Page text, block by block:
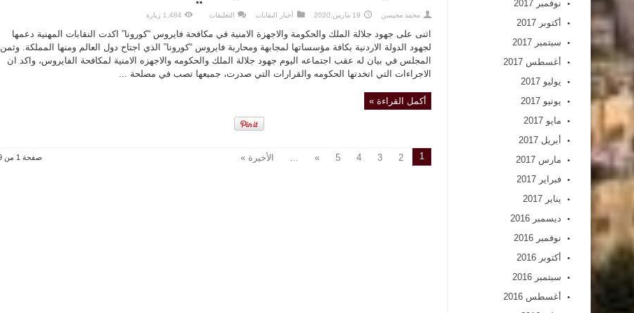
محمد محيسن 19 مارس,2020 أخبار النقابات التعليقات
النقباء يقرر
انشاء
صندوق
طوارئ
وتأسيس
مستشفى
ميداني
1,484 زيارة
اثنى على جهود جلالة الملك والحكومة والاجهزة الامنية في مكافحة فايروس “كورونا” اكدت النقابات المهنية دعمها
لجهود الدولة الاردنية بكافة مؤسساتها لمجابهة ومحاربة فايروس “كورونا” الذي اجتاح دول العالم ومنها المملكة. وثمن
المجلس في بيان له عقب اجتماعه اليوم جهود جلالة الملك والحكومه والاجهزه الامنية لمكافحة الفايروس، واكد ان
الاجراءات التي اتخدتها الحكومه والقرارات التي صدرت، جميعها تصب في مصلحة ...
أكمل القراءة »
صفحة 1 من 9 1
2
3
4
5
»
... الأخيرة »
نوفمبر 2017
أكتوبر 2017
سبتمبر 2017
أغسطس 2017
يوليو 2017
يونيو 2017
مايو 2017
أبريل 2017
مارس 2017
فبراير 2017
يناير 2017
ديسمبر 2016
نوفمبر 2016
أكتوبر 2016
سبتمبر 2016
أغسطس 2016